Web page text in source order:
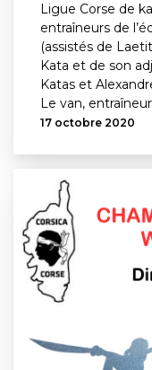
Ligue Corse de
entraîneurs de
(assistés de
Kata et de son
Katas et
Le van,
17 octobre 2020